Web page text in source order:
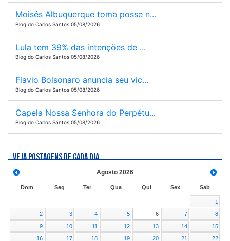
Moisés Albuquerque toma posse n...
Blog do Carlos Santos 05/08/2026
Lula tem 39% das intenções de ...
Blog do Carlos Santos 05/08/2026
Flavio Bolsonaro anuncia seu vic...
Blog do Carlos Santos 05/08/2026
Capela Nossa Senhora do Perpétu...
Blog do Carlos Santos 05/08/2026
VEJA POSTAGENS DE CADA DIA
Agosto 2026
Dom Seg Ter Qua Qui Sex Sab
1
2
3 4 5 6 7
8
9
10 11 12 13 14
15
16
17 18 19 20 21
22